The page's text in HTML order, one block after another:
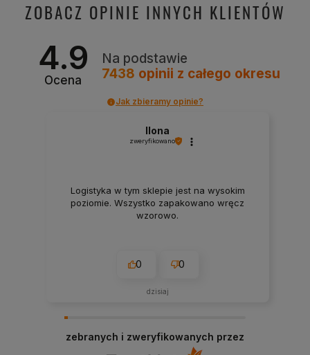
ZOBACZ OPINIE INNYCH KLIENTÓW
4.9
Ocena
Na podstawie
7438 opinii z całego okresu
Jak zbieramy opinie?
Ilona
zweryfikowano
Logistyka w tym sklepie jest na wysokim
poziomie. Wszystko zapakowano wręcz
wzorowo.
0 0
dzisiaj
zebranych i zweryfikowanych przez